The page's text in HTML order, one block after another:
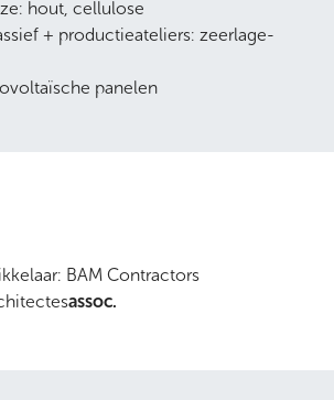
hout, cellulose
+ productieateliers: zeerlage-
panelen
BAM Contractors
assoc.